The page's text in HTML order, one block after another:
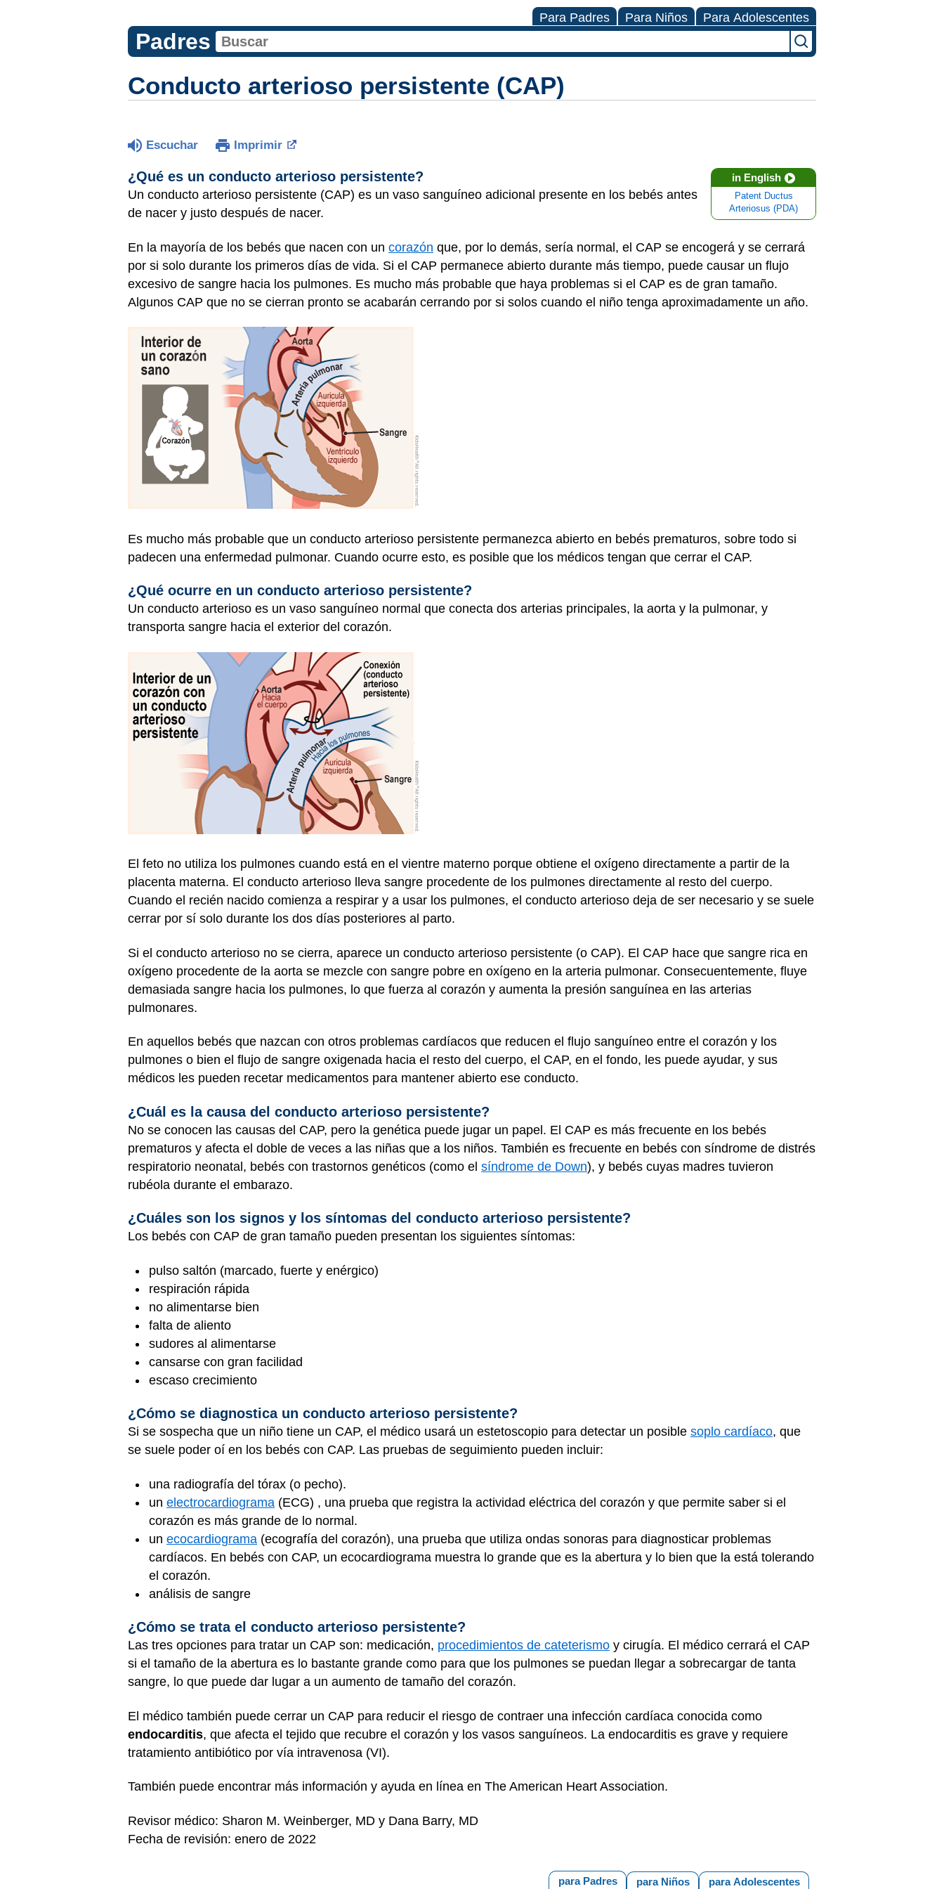
Para Padres Para Niños Para Adolescentes
Padres
Conducto arterioso persistente (CAP)
Escuchar Imprimir
in English
Patent Ductus
Arteriosus (PDA)
¿Qué es un conducto arterioso persistente?
Un conducto arterioso persistente (CAP) es un vaso sanguíneo adicional presente en los bebés antes
de nacer y justo después de nacer.
En la mayoría de los bebés que nacen con un corazón que, por lo demás, sería normal, el CAP se encogerá y se cerrará
por si solo durante los primeros días de vida. Si el CAP permanece abierto durante más tiempo, puede causar un flujo
excesivo de sangre hacia los pulmones. Es mucho más probable que haya problemas si el CAP es de gran tamaño.
Algunos CAP que no se cierran pronto se acabarán cerrando por si solos cuando el niño tenga aproximadamente un año.
Es mucho más probable que un conducto arterioso persistente permanezca abierto en bebés prematuros, sobre todo si
padecen una enfermedad pulmonar. Cuando ocurre esto, es posible que los médicos tengan que cerrar el CAP.
¿Qué ocurre en un conducto arterioso persistente?
Un conducto arterioso es un vaso sanguíneo normal que conecta dos arterias principales, la aorta y la pulmonar, y
transporta sangre hacia el exterior del corazón.
El feto no utiliza los pulmones cuando está en el vientre materno porque obtiene el oxígeno directamente a partir de la
placenta materna. El conducto arterioso lleva sangre procedente de los pulmones directamente al resto del cuerpo.
Cuando el recién nacido comienza a respirar y a usar los pulmones, el conducto arterioso deja de ser necesario y se suele
cerrar por sí solo durante los dos días posteriores al parto.
Si el conducto arterioso no se cierra, aparece un conducto arterioso persistente (o CAP). El CAP hace que sangre rica en
oxígeno procedente de la aorta se mezcle con sangre pobre en oxígeno en la arteria pulmonar. Consecuentemente, fluye
demasiada sangre hacia los pulmones, lo que fuerza al corazón y aumenta la presión sanguínea en las arterias
pulmonares.
En aquellos bebés que nazcan con otros problemas cardíacos que reducen el flujo sanguíneo entre el corazón y los
pulmones o bien el flujo de sangre oxigenada hacia el resto del cuerpo, el CAP, en el fondo, les puede ayudar, y sus
médicos les pueden recetar medicamentos para mantener abierto ese conducto.
¿Cuál es la causa del conducto arterioso persistente?
No se conocen las causas del CAP, pero la genética puede jugar un papel. El CAP es más frecuente en los bebés
prematuros y afecta el doble de veces a las niñas que a los niños. También es frecuente en bebés con síndrome de distrés
respiratorio neonatal, bebés con trastornos genéticos (como el síndrome de Down), y bebés cuyas madres tuvieron
rubéola durante el embarazo.
¿Cuáles son los signos y los síntomas del conducto arterioso persistente?
Los bebés con CAP de gran tamaño pueden presentan los siguientes síntomas:
pulso saltón (marcado, fuerte y enérgico)
respiración rápida
no alimentarse bien
falta de aliento
sudores al alimentarse
cansarse con gran facilidad
escaso crecimiento
¿Cómo se diagnostica un conducto arterioso persistente?
Si se sospecha que un niño tiene un CAP, el médico usará un estetoscopio para detectar un posible soplo cardíaco, que
se suele poder oí en los bebés con CAP. Las pruebas de seguimiento pueden incluir:
una radiografía del tórax (o pecho).
un electrocardiograma (ECG) , una prueba que registra la actividad eléctrica del corazón y que permite saber si el
corazón es más grande de lo normal.
un ecocardiograma (ecografía del corazón), una prueba que utiliza ondas sonoras para diagnosticar problemas
cardíacos. En bebés con CAP, un ecocardiograma muestra lo grande que es la abertura y lo bien que la está tolerando
el corazón.
análisis de sangre
¿Cómo se trata el conducto arterioso persistente?
Las tres opciones para tratar un CAP son: medicación, procedimientos de cateterismo y cirugía. El médico cerrará el CAP
si el tamaño de la abertura es lo bastante grande como para que los pulmones se puedan llegar a sobrecargar de tanta
sangre, lo que puede dar lugar a un aumento de tamaño del corazón.
El médico también puede cerrar un CAP para reducir el riesgo de contraer una infección cardíaca conocida como
endocarditis, que afecta el tejido que recubre el corazón y los vasos sanguíneos. La endocarditis es grave y requiere
tratamiento antibiótico por vía intravenosa (VI).
También puede encontrar más información y ayuda en línea en The American Heart Association.
Revisor médico: Sharon M. Weinberger, MD y Dana Barry, MD
Fecha de revisión: enero de 2022
para Adolescentes
para Niños
para Padres